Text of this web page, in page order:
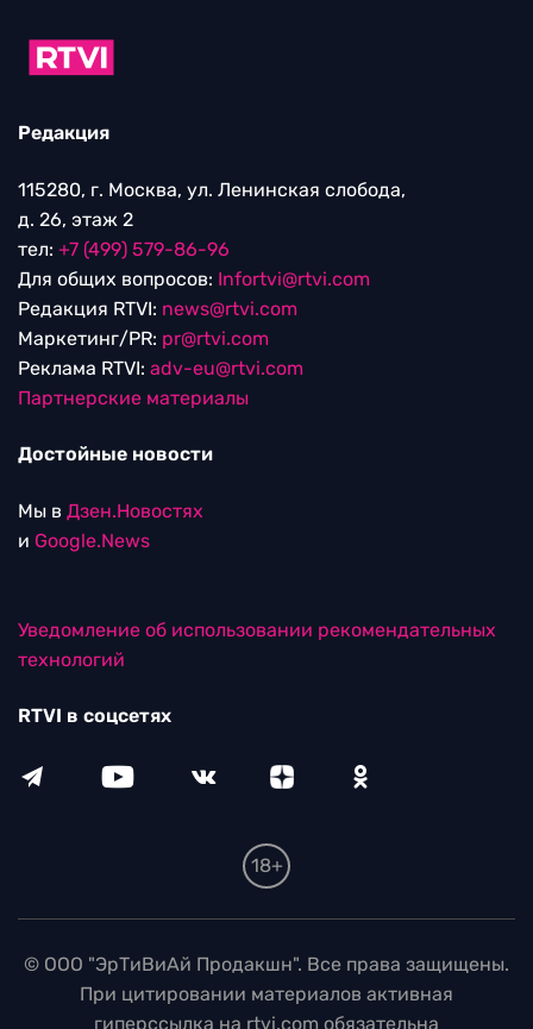
Редакция
115280, г. Москва, ул. Ленинская слобода,
д. 26, этаж 2
тел: +7 (499) 579-86-96
Для общих вопросов: Infortvi@rtvi.com
Редакция RTVI: news@rtvi.com
Маркетинг/PR: pr@rtvi.com
Реклама RTVI: adv-eu@rtvi.com
Партнерские материалы
Достойные новости
Мы в Дзен.Новостях
и Google.News
Уведомление об использовании рекомендательных
технологий
RTVI в соцсетях
18+
© ООО "ЭрТиВиАй Продакшн". Все права защищены.
При цитировании материалов активная
гиперссылка на rtvi.com обязательна